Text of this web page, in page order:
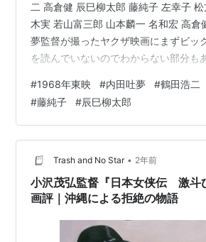
二 高倉健 辰巳柳太郎 藤純子 左幸子
木実 若山富三郎 山本麟一 名和宏 高倉
夢監督が撮ったヤクザ映画にまずビッ
を読んでいないのでわからない部分も
じる。ひたすら尽くす藤純子。ただ、
田浩二と足抜けし、2回目は高倉健と逃
足抜け。鶴田浩二は組織の義理で刑務
また刑務所へ。懲りない男だな・・が
じゃない私の感想でした（笑。 大正末
分？青成に使えた吉良…
#1968年東映 #内田吐夢 #鶴田浩二
#藤純子 #辰巳柳太郎
Trash and No Star • 2年前
小沢茂弘監督『日本女侠伝 激斗
画評｜沖縄による拒絶の物語